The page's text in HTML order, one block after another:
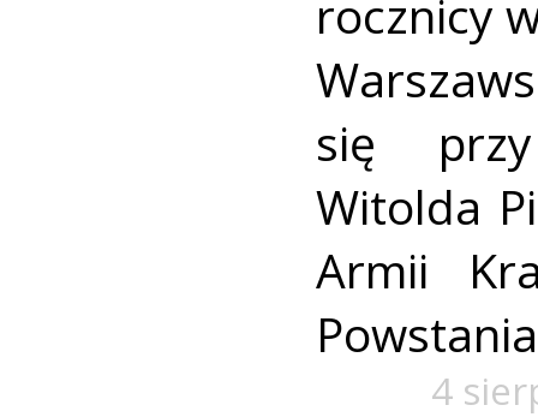
rocznicy
się
Witolda
Armii
4